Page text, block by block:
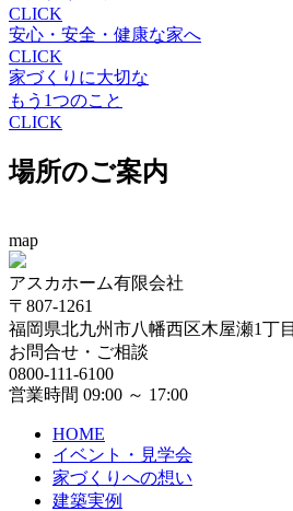
CLICK
安心・安全・健康な家へ
CLICK
家づくりに大切な
もう1つのこと
CLICK
場所のご案内
map
アスカホーム有限会社
〒807-1261
福岡県北九州市八幡西区木屋瀬1丁
お問合せ・ご相談
0800-111-6100
営業時間 09:00 ～ 17:00
HOME
イベント・見学会
家づくりへの想い
建築実例